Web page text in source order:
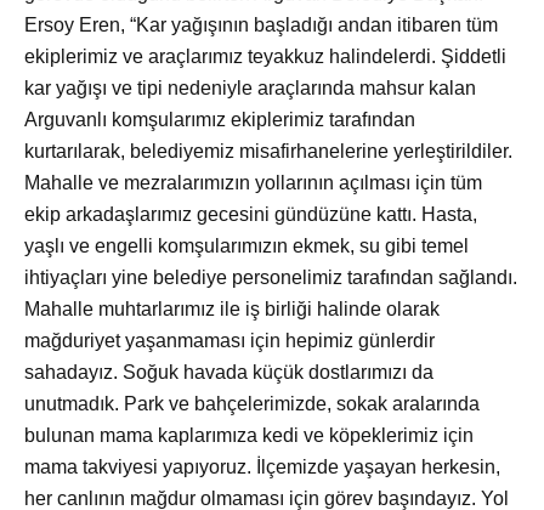
Ersoy Eren, “Kar yağışının başladığı andan itibaren tüm
ekiplerimiz ve araçlarımız teyakkuz halindelerdi. Şiddetli
kar yağışı ve tipi nedeniyle araçlarında mahsur kalan
Arguvanlı komşularımız ekiplerimiz tarafından
kurtarılarak, belediyemiz misafirhanelerine yerleştirildiler.
Mahalle ve mezralarımızın yollarının açılması için tüm
ekip arkadaşlarımız gecesini gündüzüne kattı. Hasta,
yaşlı ve engelli komşularımızın ekmek, su gibi temel
ihtiyaçları yine belediye personelimiz tarafından sağlandı.
Mahalle muhtarlarımız ile iş birliği halinde olarak
mağduriyet yaşanmaması için hepimiz günlerdir
sahadayız. Soğuk havada küçük dostlarımızı da
unutmadık. Park ve bahçelerimizde, sokak aralarında
bulunan mama kaplarımıza kedi ve köpeklerimiz için
mama takviyesi yapıyoruz. İlçemizde yaşayan herkesin,
her canlının mağdur olmaması için görev başındayız. Yol